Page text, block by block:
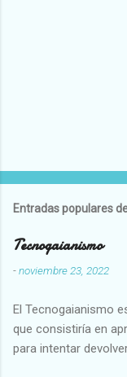
Entradas populares
Tecnogaianismo
-noviembre 23, 2022
El Tecnogaianismo
que consistiría en
para intentar